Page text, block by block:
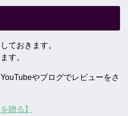
ておきます。
す。
やブログでレビューをさ
贈る】